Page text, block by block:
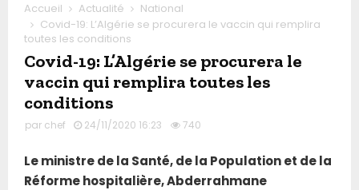
Accueil Actualité
National
Covid-19: L’Algérie se procurera le vaccin qui remplira
toutes les conditions
Covid-19: L’Algérie se procurera le
vaccin qui remplira toutes les
conditions
par chef 24/11/2020 16:23 740
Le ministre de la Santé, de la Population et de la
Réforme hospitalière, Abderrahmane